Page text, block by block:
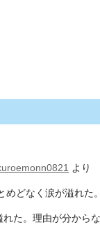
より
めどなく涙が溢れた
れた。理由が分から